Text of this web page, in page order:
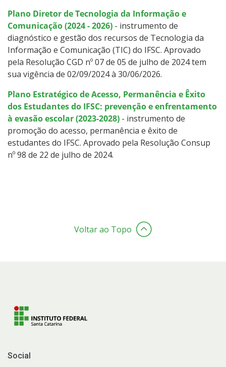
Plano Diretor de Tecnologia da Informação e
Comunicação (2024 - 2026) - instrumento de
diagnóstico e gestão dos recursos de Tecnologia da
Informação e Comunicação (TIC) do IFSC. Aprovado
pela Resolução CGD nº 07 de 05 de julho de 2024 tem
sua vigência de 02/09/2024 à 30/06/2026.
Plano Estratégico de Acesso, Permanência e Êxito
dos Estudantes do IFSC: prevenção e enfrentamento
à evasão escolar (2023-2028) - instrumento de
promoção do acesso, permanência e êxito de
estudantes do IFSC. Aprovado pela Resolução Consup
nº 98 de 22 de julho de 2024.
Voltar ao Topo
Social